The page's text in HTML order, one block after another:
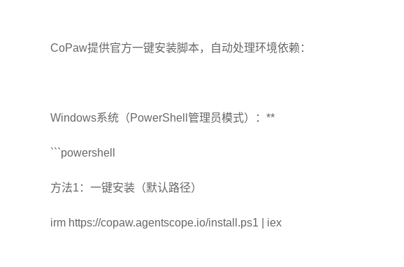
CoPaw提供官方一键安装脚本，自动处理环境依赖：
Windows系统（PowerShell管理员模式）：**
```powershell
方法1：一键安装（默认路径）
irm https://copaw.agentscope.io/install.ps1 | iex